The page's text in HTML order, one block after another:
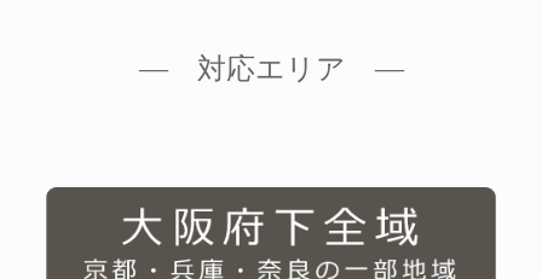
― 対応エリア ―